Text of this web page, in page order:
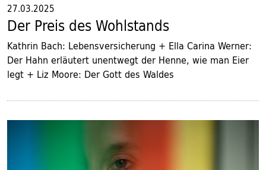
27.03.2025
Der Preis des Wohlstands
Kathrin Bach: Lebensversicherung + Ella Carina Werner:
Der Hahn erläutert unentwegt der Henne, wie man Eier
legt + Liz Moore: Der Gott des Waldes